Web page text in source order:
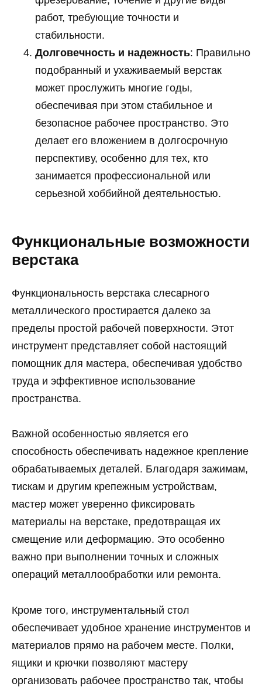
работ, требующие точности и
стабильности.
Долговечность и надежность: Правильно
подобранный и ухаживаемый верстак
может прослужить многие годы,
обеспечивая при этом стабильное и
безопасное рабочее пространство. Это
делает его вложением в долгосрочную
перспективу, особенно для тех, кто
занимается профессиональной или
серьезной хоббийной деятельностью.
Функциональные возможности
верстака
Функциональность верстака слесарного
металлического простирается далеко за
пределы простой рабочей поверхности. Этот
инструмент представляет собой настоящий
помощник для мастера, обеспечивая удобство
труда и эффективное использование
пространства.
Важной особенностью является его
способность обеспечивать надежное крепление
обрабатываемых деталей. Благодаря зажимам,
тискам и другим крепежным устройствам,
мастер может уверенно фиксировать
материалы на верстаке, предотвращая их
смещение или деформацию. Это особенно
важно при выполнении точных и сложных
операций металлообработки или ремонта.
Кроме того, инструментальный стол
обеспечивает удобное хранение инструментов и
материалов прямо на рабочем месте. Полки,
ящики и крючки позволяют мастеру
организовать рабочее пространство так, чтобы